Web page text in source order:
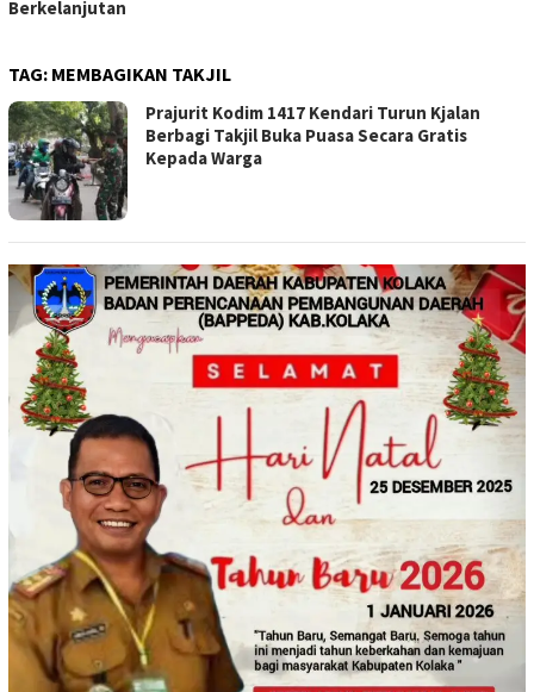
TAG: MEMBAGIKAN TAKJIL
Prajurit Kodim 1417 Kendari Turun Kjalan
Berbagi Takjil Buka Puasa Secara Gratis
Kepada Warga